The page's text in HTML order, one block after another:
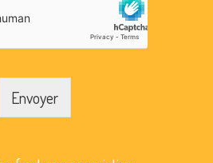
Envoyer